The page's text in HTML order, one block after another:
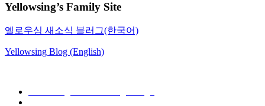
Yellowsing’s Family Site
옐로우싱 새소식 블러그(한국어)
Yellowsing Blog (English)